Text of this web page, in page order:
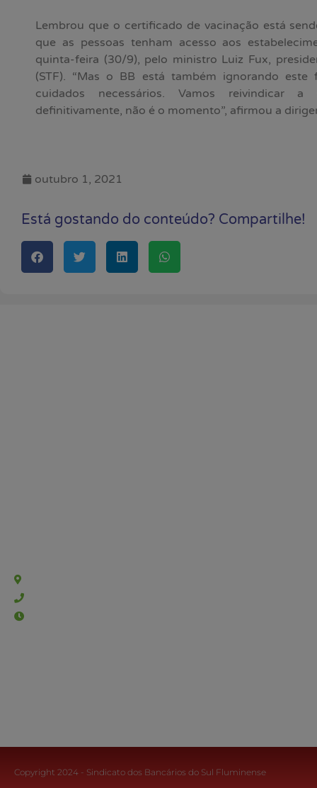
Lembrou que o certificado de vacinação está
que as pessoas tenham acesso aos
quinta-feira (30/9), pelo ministro Luiz Fux,
(STF). “Mas o BB está também ignorando
cuidados necessários. Vamos reivindicar
definitivamente, não é o momento”, afirmou a
outubro 1, 2021
Está gostando do conteúdo? Compartilhe!
Copyright 2024 - Sindicato dos Bancários do Sul Fluminense